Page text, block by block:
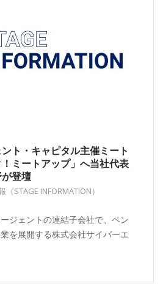
ト・キャピタル主催ミート
ミートアップ」へ当社代表
登壇
（STAGE INFORMATION）
ジェントの連結子会社で、ベン
を展開する株式会社サイバーエ